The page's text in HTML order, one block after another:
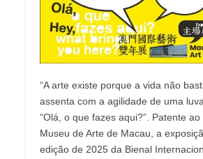
“A arte existe porque a vida não
assenta com a agilidade de uma
“Olá, o que fazes aqui?”. Patente
Museu de Arte de Macau, a
edição de 2025 da Bienal